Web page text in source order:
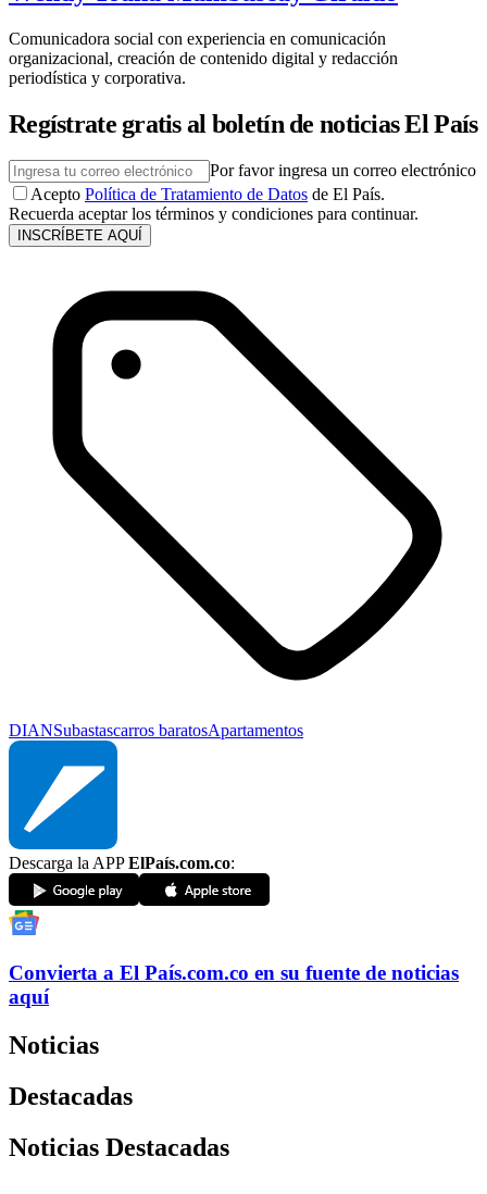
Comunicadora social con experiencia en comunicación
organizacional, creación de contenido digital y redacción
periodística y corporativa.
Regístrate gratis al boletín de noticias El País
Por favor ingresa un correo electrónico
Acepto Política de Tratamiento de Datos de El País.
Recuerda aceptar los términos y condiciones para continuar.
INSCRÍBETE AQUÍ
DIANSubastascarros baratosApartamentos
Descarga la APPElPaís.com.co:
Convierta a El País.com.co en su fuente de noticias
aquí
Noticias
Destacadas
Noticias Destacadas